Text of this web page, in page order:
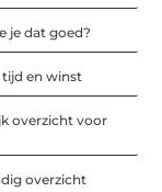
je dat goed?
tijd en winst
overzicht voor
overzicht